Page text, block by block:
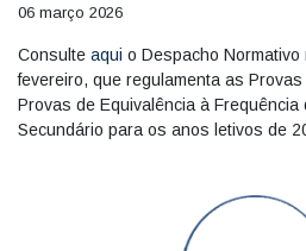
06 março 2026
Consulte aqui o Despacho
fevereiro, que regulamenta as
Provas de Equivalência à
Secundário para os anos letivos de